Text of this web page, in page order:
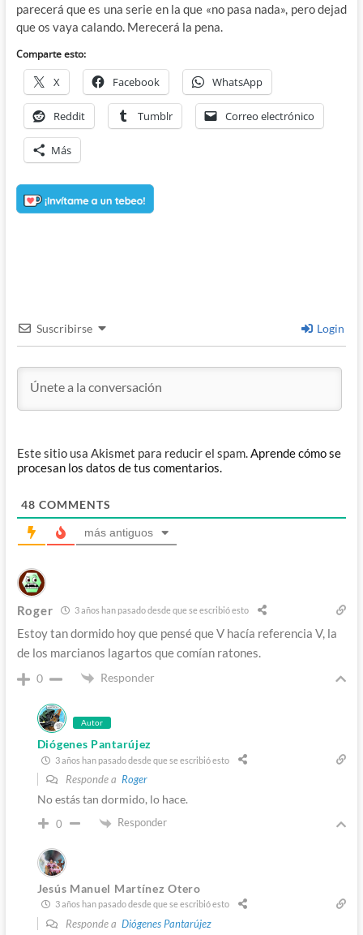
parecerá que es una serie en la que «no pasa nada», pero dejad
que os vaya calando. Merecerá la pena.
Comparte esto:
X Facebook WhatsApp
Reddit Tumblr Correo electrónico
Más
Suscribirse Login
Este sitio usa Akismet para reducir el spam.Aprende cómo se
procesan los datos de tus comentarios.
48 COMMENTS
más antiguos
Roger 3 años han pasado desde que se escribió esto
Estoy tan dormido hoy que pensé que V hacía referencia V, la
de los marcianos lagartos que comían ratones.
0 Responder
Autor
Diógenes Pantarújez
3 años han pasado desde que se escribió esto
Responde a Roger
No estás tan dormido, lo hace.
0 Responder
Jesús Manuel Martínez Otero
3 años han pasado desde que se escribió esto
Responde a Diógenes Pantarújez